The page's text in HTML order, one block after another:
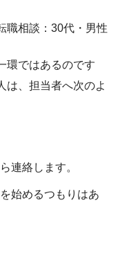
職相談：30代・男性
環ではあるのです
は、担当者へ次のよ
連絡します。
始めるつもりはあ